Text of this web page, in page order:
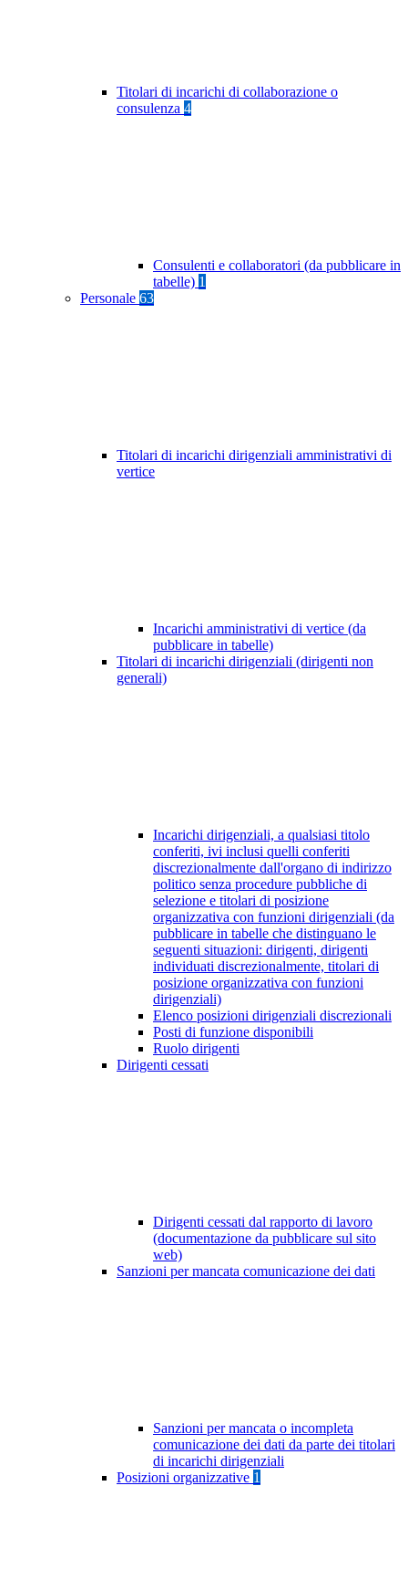
Titolari di incarichi di collaborazione o
consulenza 4
Consulenti e collaboratori (da pubblicare in
tabelle) 1
Personale 63
Titolari di incarichi dirigenziali amministrativi di
vertice
Incarichi amministrativi di vertice (da
pubblicare in tabelle)
Titolari di incarichi dirigenziali (dirigenti non
generali)
Incarichi dirigenziali, a qualsiasi titolo
conferiti, ivi inclusi quelli conferiti
discrezionalmente dall'organo di indirizzo
politico senza procedure pubbliche di
selezione e titolari di posizione
organizzativa con funzioni dirigenziali (da
pubblicare in tabelle che distinguano le
seguenti situazioni: dirigenti, dirigenti
individuati discrezionalmente, titolari di
posizione organizzativa con funzioni
dirigenziali)
Elenco posizioni dirigenziali discrezionali
Posti di funzione disponibili
Ruolo dirigenti
Dirigenti cessati
Dirigenti cessati dal rapporto di lavoro
(documentazione da pubblicare sul sito
web)
Sanzioni per mancata comunicazione dei dati
Sanzioni per mancata o incompleta
comunicazione dei dati da parte dei titolari
di incarichi dirigenziali
Posizioni organizzative 1